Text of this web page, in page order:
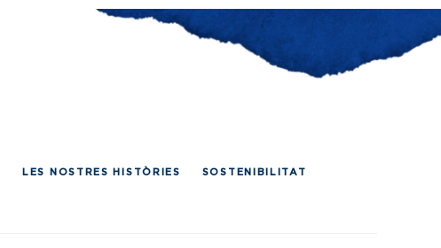
LES NOSTRES HISTÒRIES SOSTENIBILITAT